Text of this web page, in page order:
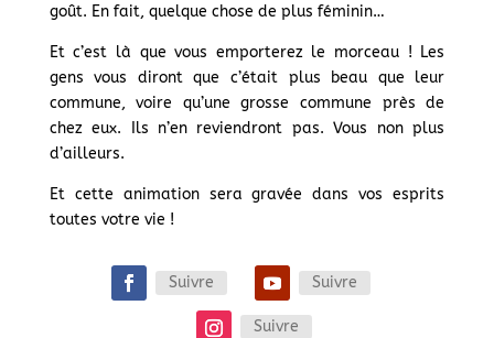
goût. En fait, quelque chose de plus féminin…
Et c’est là que vous emporterez le morceau ! Les
gens vous diront que c’était plus beau que leur
commune, voire qu’une grosse commune près de
chez eux. Ils n’en reviendront pas. Vous non plus
d’ailleurs.
Et cette animation sera gravée dans vos esprits
toutes votre vie !
Suivre Suivre
Suivre